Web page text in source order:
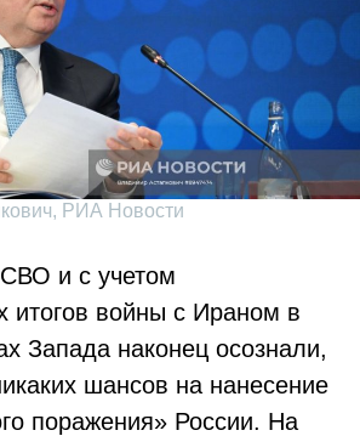
РИА Новости
и с учетом
итогов войны с Ираном в
Запада наконец осознали,
шансов на нанесение
поражения» России. На